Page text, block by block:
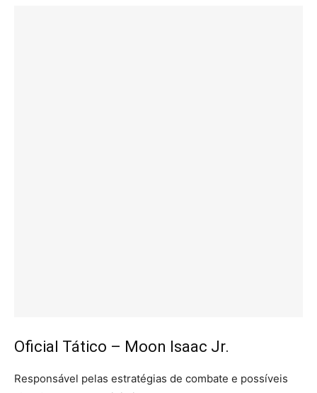
Oficial Tático – Moon Isaac Jr.
Responsável pelas estratégias de combate e possíveis